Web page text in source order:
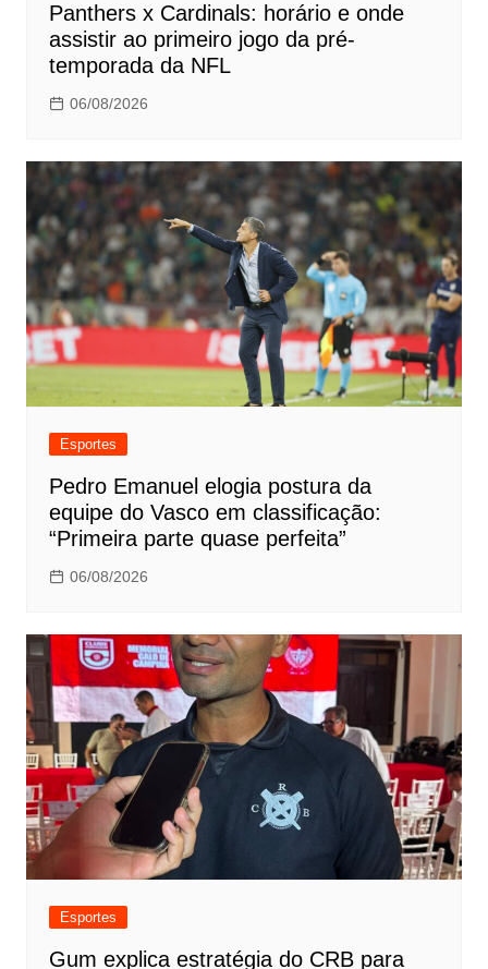
Panthers x Cardinals: horário e onde
assistir ao primeiro jogo da pré-
temporada da NFL
06/08/2026
Esportes
Pedro Emanuel elogia postura da
equipe do Vasco em classificação:
“Primeira parte quase perfeita”
06/08/2026
Esportes
Gum explica estratégia do CRB para